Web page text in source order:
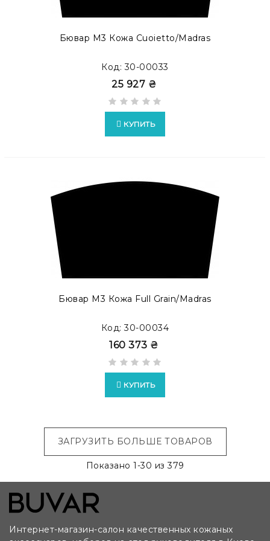
Бювар М3 Кожа Cuoietto/Madras
Код: 30-00033
25 927 ₴
КУПИТЬ
Бювар М3 Кожа Full Grain/Madras
Код: 30-00034
160 373 ₴
КУПИТЬ
ЗАГРУЗИТЬ БОЛЬШЕ ТОВАРОВ
Показано 1-30 из 379
Интернет-магазин-салон качественных кожаных